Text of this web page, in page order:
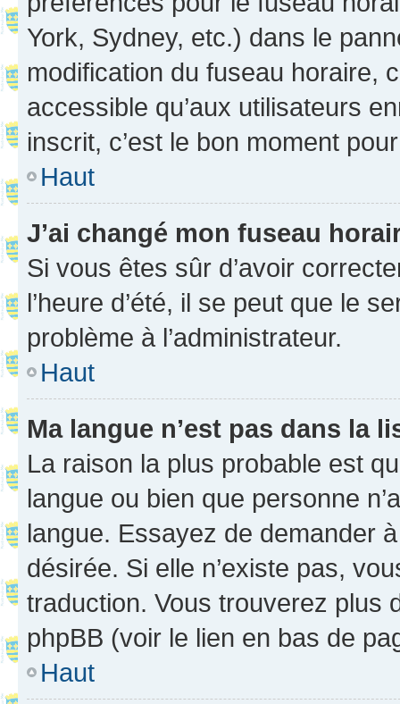
York, Sydney, etc.) dans le
modification du fuseau horaire,
accessible qu’aux utilisateurs
inscrit, c’est le bon moment
Haut
J’ai changé mon fuseau
Si vous êtes sûr d’avoir
l’heure d’été, il se peut que le
problème à l’administrateur.
Haut
Ma langue n’est pas dans la
La raison la plus probable est
langue ou bien que personne
langue. Essayez de demander
désirée. Si elle n’existe pas,
traduction. Vous trouverez plus
phpBB (voir le lien en bas de
Haut